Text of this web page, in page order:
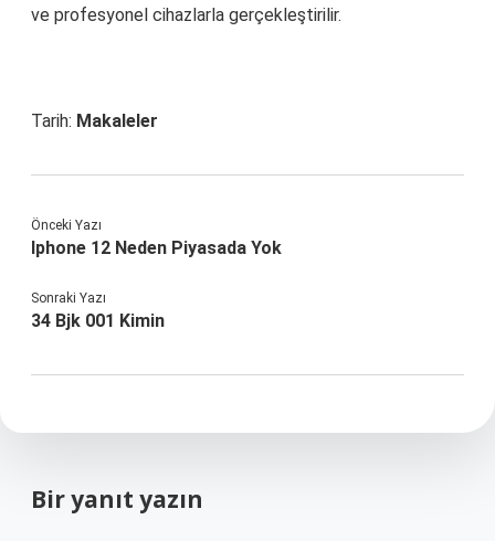
ve profesyonel cihazlarla gerçekleştirilir.
Tarih: Makaleler
Önceki Yazı
Iphone 12 Neden Piyasada Yok
Sonraki Yazı
34 Bjk 001 Kimin
Bir yanıt yazın